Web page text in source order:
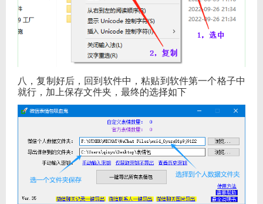
八，复制好后，回到软件中，粘贴到软件第一个格子中
就行，加上保存文件夹，最终的选择如下